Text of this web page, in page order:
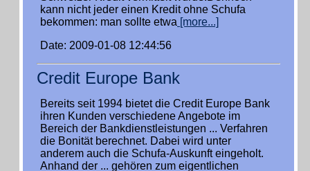
kann nicht jeder einen Kredit ohne Schufa
bekommen: man sollte etwa [more...]
Date: 2009-01-08 12:44:56
Credit Europe Bank
Bereits seit 1994 bietet die Credit Europe Bank
ihren Kunden verschiedene Angebote im
Bereich der Bankdienstleistungen ... Verfahren
die Bonität berechnet. Dabei wird unter
anderem auch die Schufa-Auskunft eingeholt.
Anhand der ... gehören zum eigentlichen